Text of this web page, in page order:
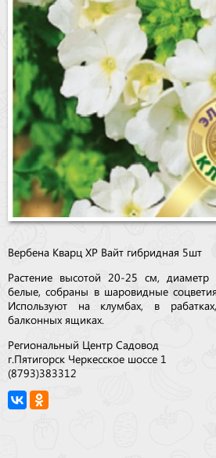
Вербена Кварц ХР Вайт гибридная 5шт
Растение высотой 20-25 см, диаметр
белые, собраны в шаровидные
Используют на клумбах, в
балконных ящиках.
Региональный Центр Садовод
г.Пятигорск Черкесское шоссе 1
(8793)383312